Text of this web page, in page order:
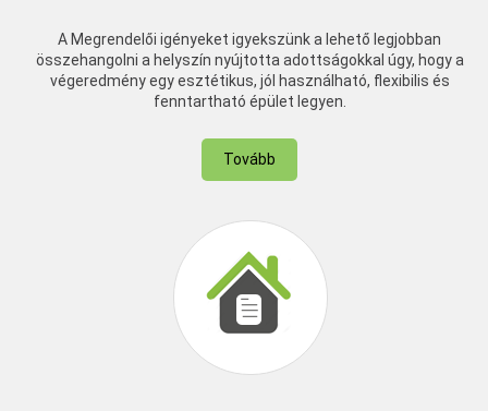
A Megrendelői igényeket igyekszünk a lehető legjobban
összehangolni a helyszín nyújtotta adottságokkal úgy, hogy a
végeredmény egy esztétikus, jól használható, flexibilis és
fenntartható épület legyen.
Tovább